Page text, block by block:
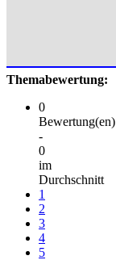
Themabewertung:
0
Bewertung(en)
-
0
im
Durchschnitt
1
2
3
4
5